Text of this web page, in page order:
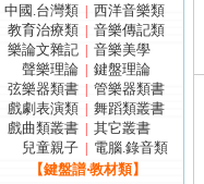
中國.台灣類
西洋音樂類
教育治療類
音樂傳記類
樂論文雜記
音樂美學
聲樂理論
鍵盤理論
弦樂器類書
管樂器類書
戲劇表演類
舞蹈類叢書
戲曲類叢書
其它叢書
兒童親子
電腦.錄音類
【鍵盤譜‧教材類】